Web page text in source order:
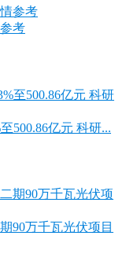
考
500.86亿元 科研...
90万千瓦光伏项目